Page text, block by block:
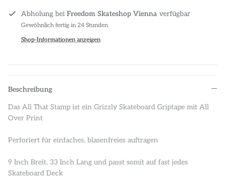
Abholung bei Freedom Skateshop Vienna verfügbar
Gewöhnlich fertig in 24 Stunden
Shop-Informationen anzeigen
Beschreibung
Das All That Stamp ist ein Grizzly Skateboard Griptape mit All
Over Print
Perforiert für einfaches, blasenfreies auftragen
9 Inch Breit, 33 Inch Lang und passt somit auf fast jedes
Skateboard Deck